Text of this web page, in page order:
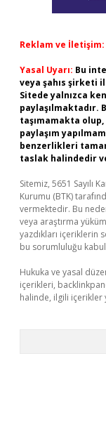
Reklam ve İletişim:
Yasal Uyarı: Bu
veya şahıs şirketi
Sitede yalnızca
taşımamakta
paylaşım
benzerlikleri
taslak halindedir
Sitemiz, 5651 Sayılı
Kurumu (BTK)
vermektedir. Bu
veya araştırma
yazdıkları içeriklerin
bu sorumluluğu kabul
Hukuka ve yasal
içerikleri,
halinde, ilgili içerikler